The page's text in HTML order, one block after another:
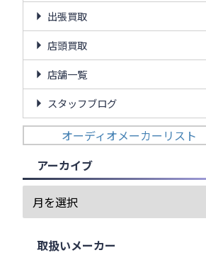
出張買取
店頭買取
店舗一覧
スタッフブログ
オーディオメーカーリスト
アーカイブ
取扱いメーカー